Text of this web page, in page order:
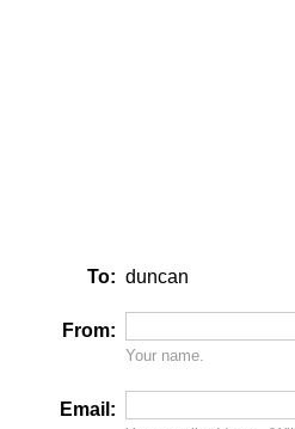
To: duncan
From:
Your name.
Email: